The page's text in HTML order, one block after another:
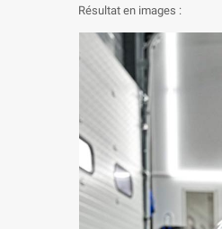
Résultat en images :